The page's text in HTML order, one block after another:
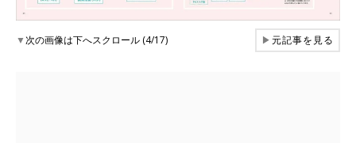
▼次の画像は下へスクロール (4/17) ▶元記事を見る